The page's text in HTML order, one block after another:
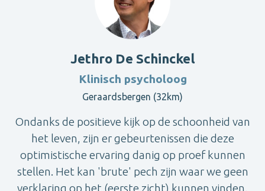
Jethro De Schinckel
Klinisch psycholoog
Geraardsbergen (32km)
Ondanks de positieve kijk op de schoonheid van
het leven, zijn er gebeurtenissen die deze
optimistische ervaring danig op proef kunnen
stellen. Het kan 'brute' pech zijn waar we geen
verklaring op het (eerste zicht) kunnen vinden,